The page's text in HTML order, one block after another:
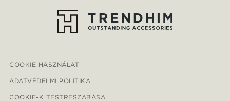
COOKIE HASZNÁLAT
ADATVÉDELMI POLITIKA
COOKIE-K TESTRESZABÁSA